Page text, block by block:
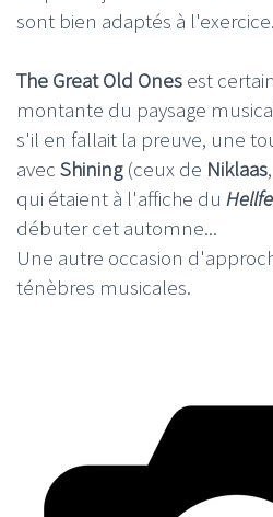
sont bien adaptés à
The Great Old Ones est
montante du paysage
s'il en fallait la preuve, une
avec Shining(ceux de Niklaas
qui étaient à l'affiche du
débuter cet automne...
Une autre occasion
ténèbres musicales.